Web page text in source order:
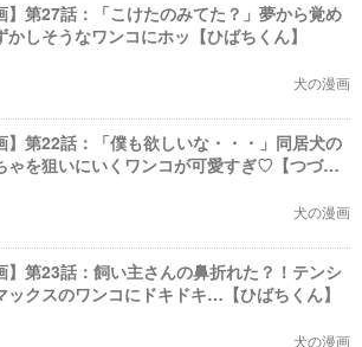
】第27話：「こけたのみてた？」夢から覚め
かしそうなワンコにホッ【ひばちくん】
犬の漫画
】第22話：「僕も欲しいな・・・」同居犬の
ゃを狙いにいくワンコが可愛すぎ♡【つづら
犬の漫画
】第23話：飼い主さんの鼻折れた？！テンシ
ックスのワンコにドキドキ…【ひばちくん】
犬の漫画